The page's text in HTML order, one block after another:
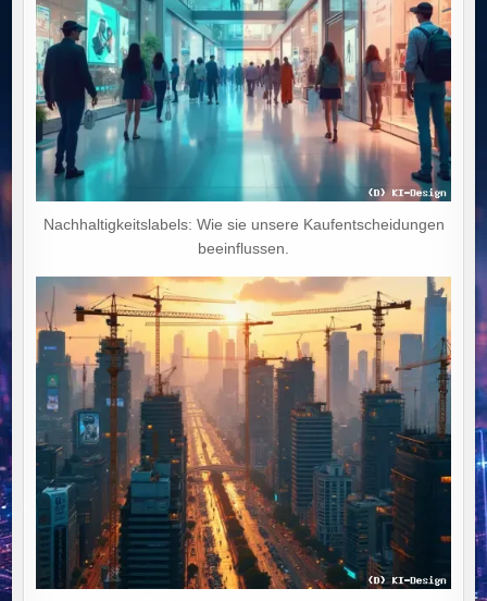
Nachhaltigkeitslabels: Wie sie unsere Kaufentscheidungen
beeinflussen.